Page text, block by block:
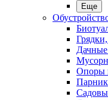
Еще
Опоры